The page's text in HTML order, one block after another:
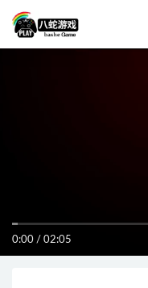
0:00 / 02:05